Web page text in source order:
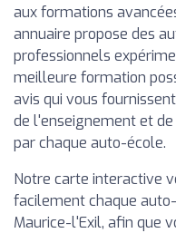
aux formations
annuaire propose des
professionnels
meilleure formation
avis qui vous
de l'enseignement et
par chaque auto-école.
Notre carte interactive
facilement chaque
Maurice-l'Exil, afin que